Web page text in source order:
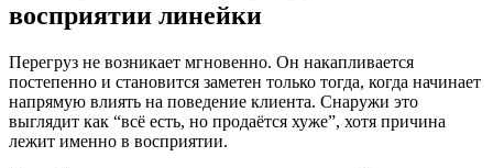
восприятии линейки
Перегруз не возникает мгновенно. Он накапливается
постепенно и становится заметен только тогда, когда начинает
напрямую влиять на поведение клиента. Снаружи это
выглядит как “всё есть, но продаётся хуже”, хотя причина
лежит именно в восприятии.